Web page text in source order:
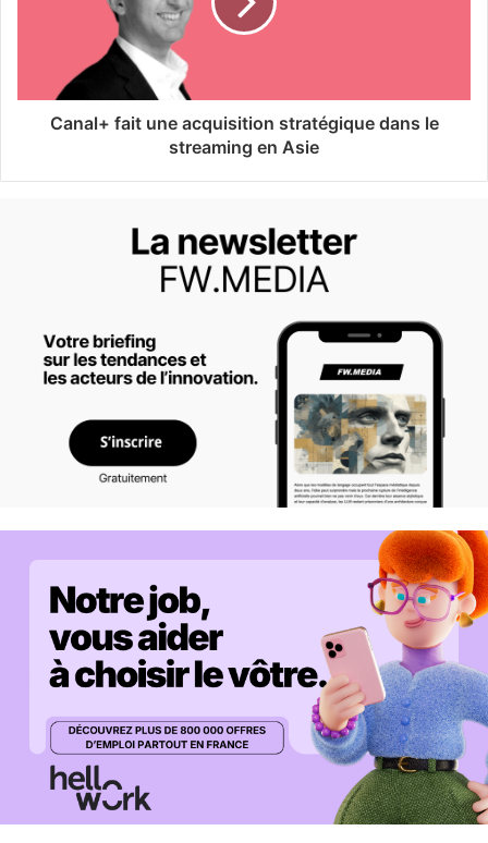
Canal+ fait une acquisition stratégique dans le
streaming en Asie